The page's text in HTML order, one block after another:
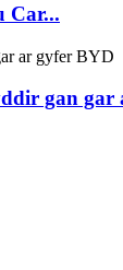
Car...
gan gar